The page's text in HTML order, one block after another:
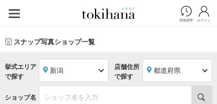
スナップ写真ショップ一覧
挙式エリア
で探す
新潟
店舗住所
で探す
都道府県
ショップ名